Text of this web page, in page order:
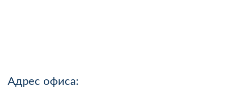
Адрес офиса: